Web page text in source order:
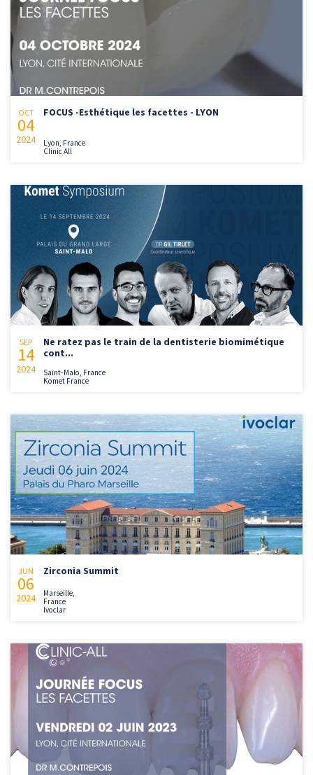
OCT
04
2024
FOCUS -Esthétique les facettes - LYON
Lyon, France
Clinic All
SEP
14
2024
Ne ratez pas le train de la dentisterie biomimétique
cont...
Saint-Malo, France
Komet France
JUN
06
2024
Zirconia Summit
Marseille,
France
Ivoclar